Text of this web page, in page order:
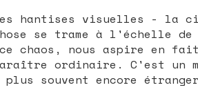
hantises visuelles - la
se trame à l'échelle
chaos,
nous aspire en
ordinaire. C'est un
souvent encore